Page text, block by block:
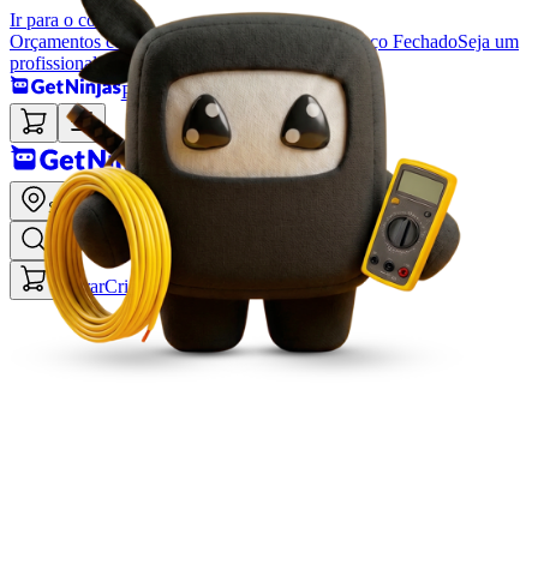
Ir para o conteúdo
Orçamentos com profissionais
Serviços com Preço FechadoSeja um
profissional
Preço Fechado
Preço Fechado
São Paulo
EntrarCriar conta